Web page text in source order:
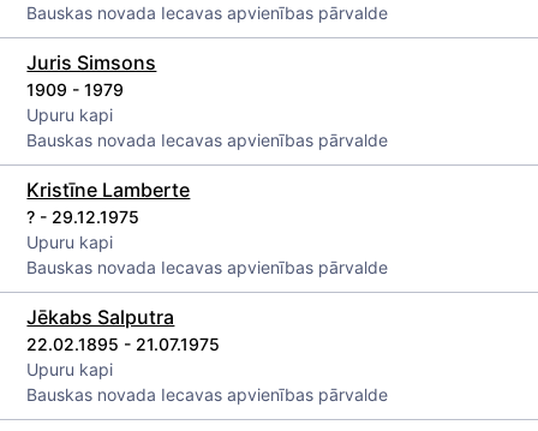
Bauskas novada Iecavas apvienības pārvalde
Juris Simsons
1909 - 1979
Upuru kapi
Bauskas novada Iecavas apvienības pārvalde
Kristīne Lamberte
? - 29.12.1975
Upuru kapi
Bauskas novada Iecavas apvienības pārvalde
Jēkabs Salputra
22.02.1895 - 21.07.1975
Upuru kapi
Bauskas novada Iecavas apvienības pārvalde